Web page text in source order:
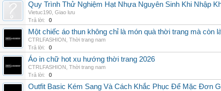
Quy Trình Thử Nghiệm Hạt Nhựa Nguyên Sinh Khi Nhập
Vietuc190 Giao lưu
Trả lời:
0
Một chiếc áo thun không chỉ là món quà thời trang mà
CTRLFASHION Thời trang nam
Trả lời:
0
Áo in chữ hot xu hướng thời trang 2026
CTRLFASHION Thời trang nam
Trả lời:
0
Outfit Basic Kém Sang Và Cách Khắc Phục Để Mặc Đơn